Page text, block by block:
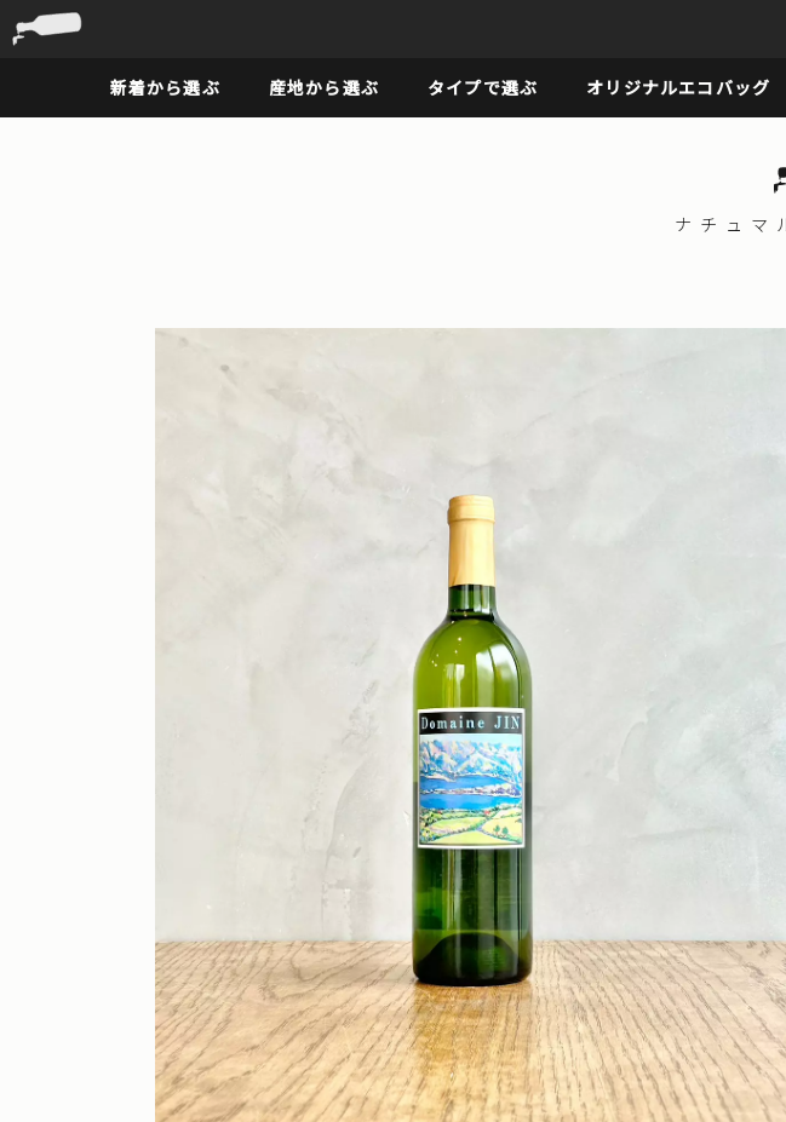
新着から選ぶ 産地から選ぶ タイプで選ぶ オリジナルエコバッグ
ナチュマ